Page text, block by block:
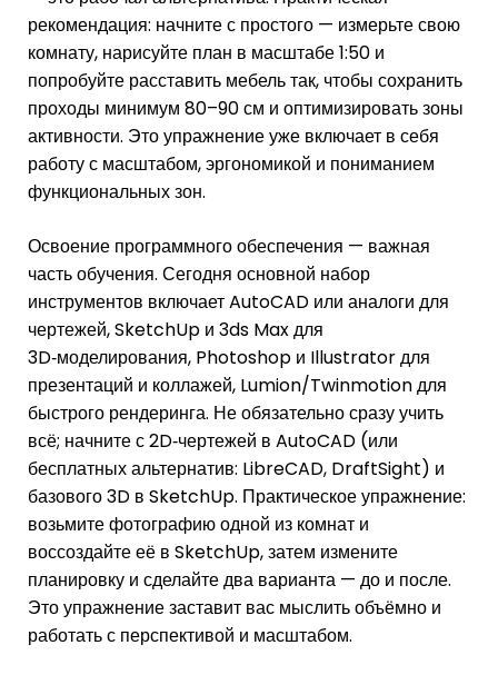
рекомендация: начните с простого — измерьте свою
комнату, нарисуйте план в масштабе 1:50 и
попробуйте расставить мебель так, чтобы сохранить
проходы минимум 80–90 см и оптимизировать зоны
активности. Это упражнение уже включает в себя
работу с масштабом, эргономикой и пониманием
функциональных зон.
Освоение программного обеспечения — важная
часть обучения. Сегодня основной набор
инструментов включает AutoCAD или аналоги для
чертежей, SketchUp и 3ds Max для
3D‑моделирования, Photoshop и Illustrator для
презентаций и коллажей, Lumion/Twinmotion для
быстрого рендеринга. Не обязательно сразу учить
всё; начните с 2D‑чертежей в AutoCAD (или
бесплатных альтернатив: LibreCAD, DraftSight) и
базового 3D в SketchUp. Практическое упражнение:
возьмите фотографию одной из комнат и
воссоздайте её в SketchUp, затем измените
планировку и сделайте два варианта — до и после.
Это упражнение заставит вас мыслить объёмно и
работать с перспективой и масштабом.